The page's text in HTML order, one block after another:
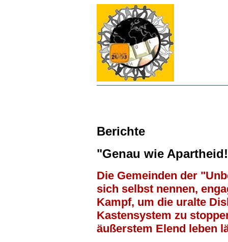
Berichte
"Genau wie
Die Gemeinden der
sich selbst nennen,
Kampf, um die uralte
Kastensystem zu
äußerstem Elend leben